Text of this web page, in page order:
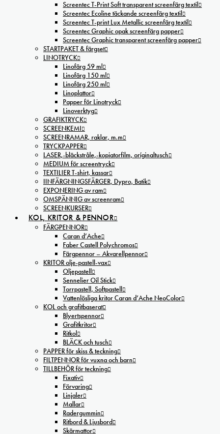
Screentec T-Print Soft transparent screenfärg textil
Screentec Ecoline täckande screenfärg textil
Screentec T-print Lux Metallic screenfärg textil
Screentec Graphic opak screenfärg papper
Screentec Graphic transparent screenfärg papper
STARTPAKET & färgset
LINOTRYCK
Linofärg 59 ml
Linofärg 150 ml
Linofärg 250 ml
Linoplattor
Papper för Linotryck
Linoverktyg
GRAFIKTRYCK
SCREENKEMI
SCREENRAMAR, raklar, m.m
TRYCKPAPPER
LASER,-bläckstråle,-kopiatorfilm, oríginaltusch
MEDIUM för screentryck
TEXTILIER T-shirt, kassar
IINFÄRGNINGSFÄRGER, Dypro, Batik
EXPONERING av ram
OMSPÄNNIG av screenram
SCREENKURSER
KOL, KRITOR & PENNOR
FÄRGPENNOR
Caran d’Ache
Faber Castell Polychromos
Färgpennor – Akvarellpennor
KRITOR olje-pastell-vax
Oljepastell
Sennelier Oil Stick
Torrpastell, Softpastell
Vattenlösliga kritor Caran d’Ache NeoColor
KOL och grafitbaserat
Blyertspennor
Grafitkritor
Ritkol
BLÄCK och tusch
PAPPER för skiss & teckning
FILTPENNOR för vuxna och barn
TILLBEHÖR för teckning
Fixativ
Förvaring
Linjaler
Mallar
Radergummin
Ritbord & Ljusbord
Skärmattor